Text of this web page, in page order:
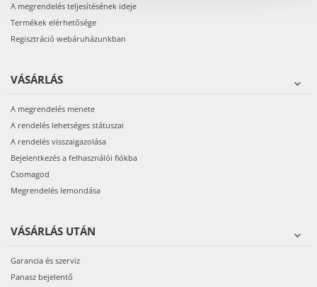
A megrendelés teljesítésének ideje
Termékek elérhetősége
Regisztráció webáruházunkban
VÁSÁRLÁS
A megrendelés menete
A rendelés lehetséges státuszai
A rendelés visszaigazolása
Bejelentkezés a felhasználói fiókba
Csomagod
Megrendelés lemondása
VÁSÁRLÁS UTÁN
Garancia és szerviz
Panasz bejelentő